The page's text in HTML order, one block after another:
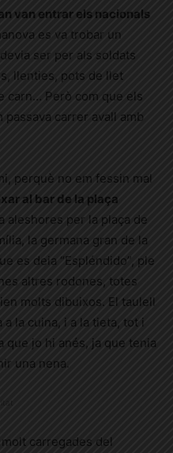
van entrar els nacionals
es va trobar un
ser per als soldats
llenties, pots de llet
carn… Però com que els
passava carrer avall amb
perquè no em fessin mal
al bar de la plaça
aleshores per la plaça de
la germana gran de la
es deia “Espléndido”, ple
altres rodones, totes
molts dibuixos. El taulell
la cuina, i a la tieta, tot i
que jo hi anés, ja que tenia
una nena.
carregades del